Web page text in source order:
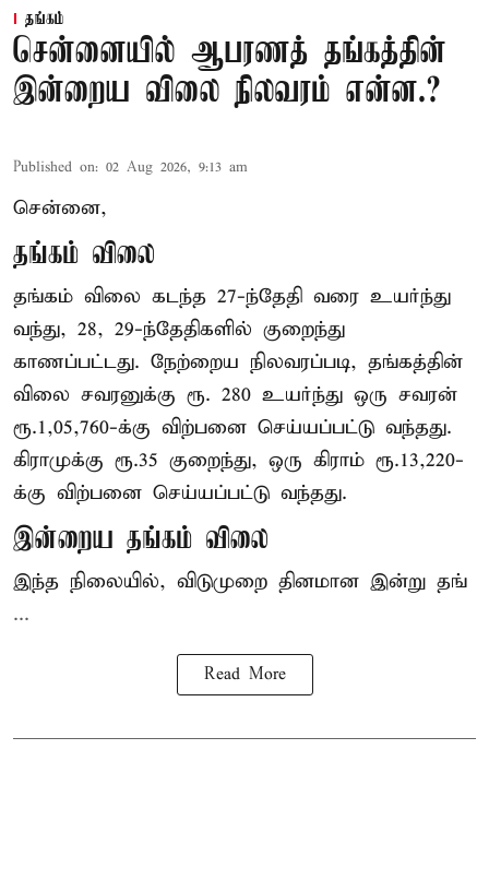
தங்கம்
சென்னையில் ஆபரணத் தங்கத்தின்
இன்றைய விலை நிலவரம் என்ன.?
Published on: 02 Aug 2026, 9:13 am
சென்னை,
தங்கம் விலை
தங்கம் விலை கடந்த 27-ந்தேதி வரை உயர்ந்து
வந்து, 28, 29-ந்தேதிகளில் குறைந்து
காணப்பட்டது. நேற்றைய நிலவரப்படி, தங்கத்தின்
விலை சவரனுக்கு ரூ. 280 உயர்ந்து ஒரு சவரன்
ரூ.1,05,760-க்கு விற்பனை செய்யப்பட்டு வந்தது.
கிராமுக்கு ரூ.35 குறைந்து, ஒரு கிராம் ரூ.13,220-
க்கு விற்பனை செய்யப்பட்டு வந்தது.
இன்றைய தங்கம் விலை
இந்த நிலையில், விடுமுறை தினமான இன்று தங்
...
Read More